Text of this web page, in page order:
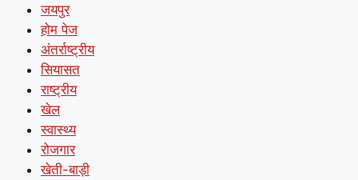
जयपुर
होम पेज
अंतर्राष्ट्रीय
सियासत
राष्ट्रीय
खेल
स्वास्थ्य
रोजगार
खेती-बाड़ी